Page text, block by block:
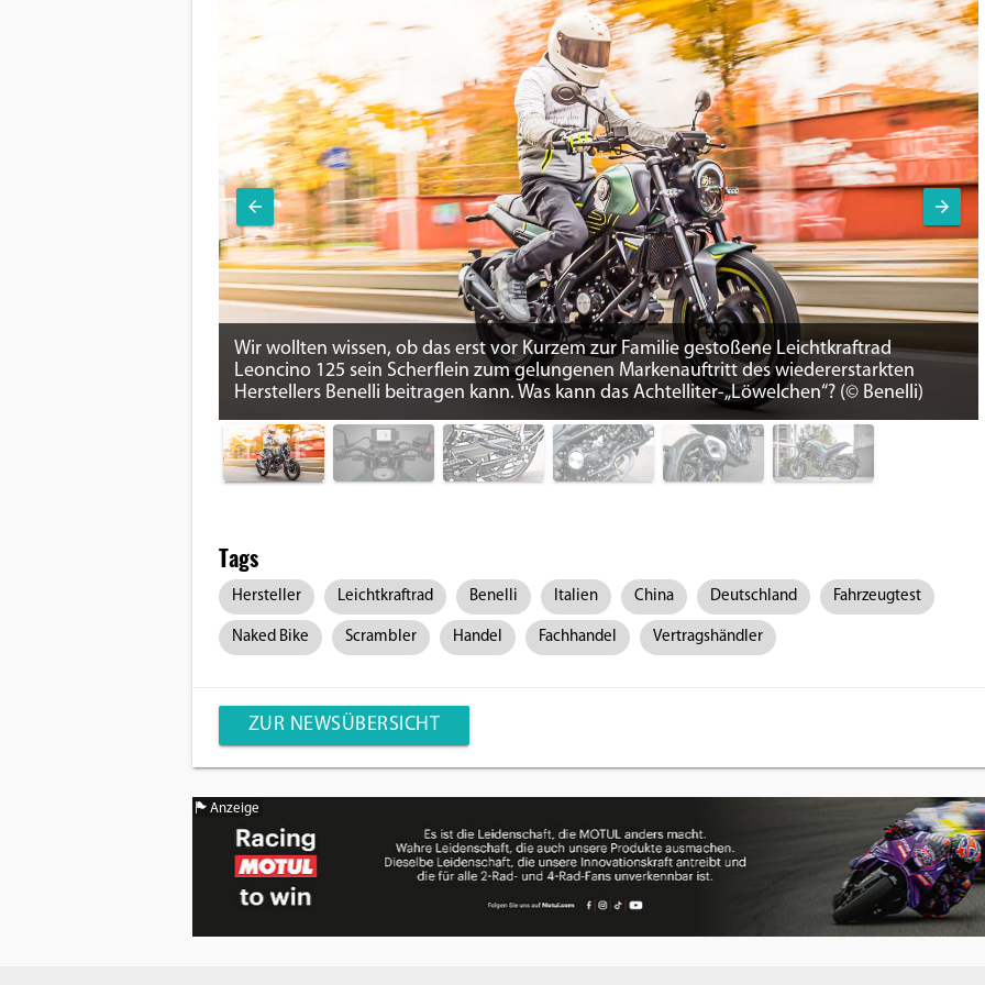
Wir wollten wissen, ob das erst vor Kurzem zur Familie gestoßene Leichtkraftrad
Leoncino 125 sein Scherflein zum gelungenen Markenauftritt des wiedererstarkten
Herstellers Benelli beitragen kann. Was kann das Achtelliter-„Löwelchen“? (© Benelli)
Tags
Hersteller Leichtkraftrad Benelli Italien China Deutschland Fahrzeugtest
Naked Bike Scrambler Handel Fachhandel Vertragshändler
ZUR NEWSÜBERSICHT
Anzeige